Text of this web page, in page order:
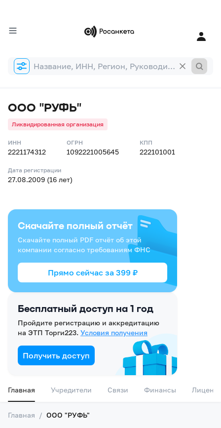
Форма
поиска
ООО "РУФЬ"
Ликвидированная организация
ИНН
2221174312
ОГРН
1092221005645
КПП
222101001
Дата регистрации
27.08.2009 (16 лет)
Бесплатный доступ на 1 год
Пройдите регистрацию и аккредитацию
на ЭТП Торги223. Условия получения
Получить доступ
Скачайте полный отчёт
Скачайте полный PDF отчёт об этой
компании согласно требованиям ФНС
Прямо сейчас за 399 ₽
Главная Учредители Связи Финансы
Главная / ООО "РУФЬ"